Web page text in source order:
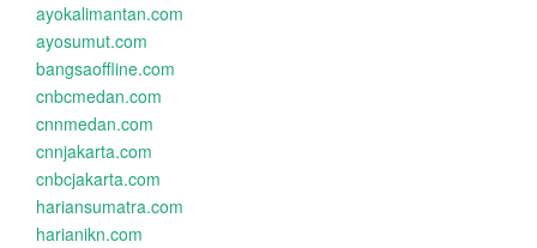
ayokalimantan.com
ayosumut.com
bangsaoffline.com
cnbcmedan.com
cnnmedan.com
cnnjakarta.com
cnbcjakarta.com
hariansumatra.com
harianikn.com